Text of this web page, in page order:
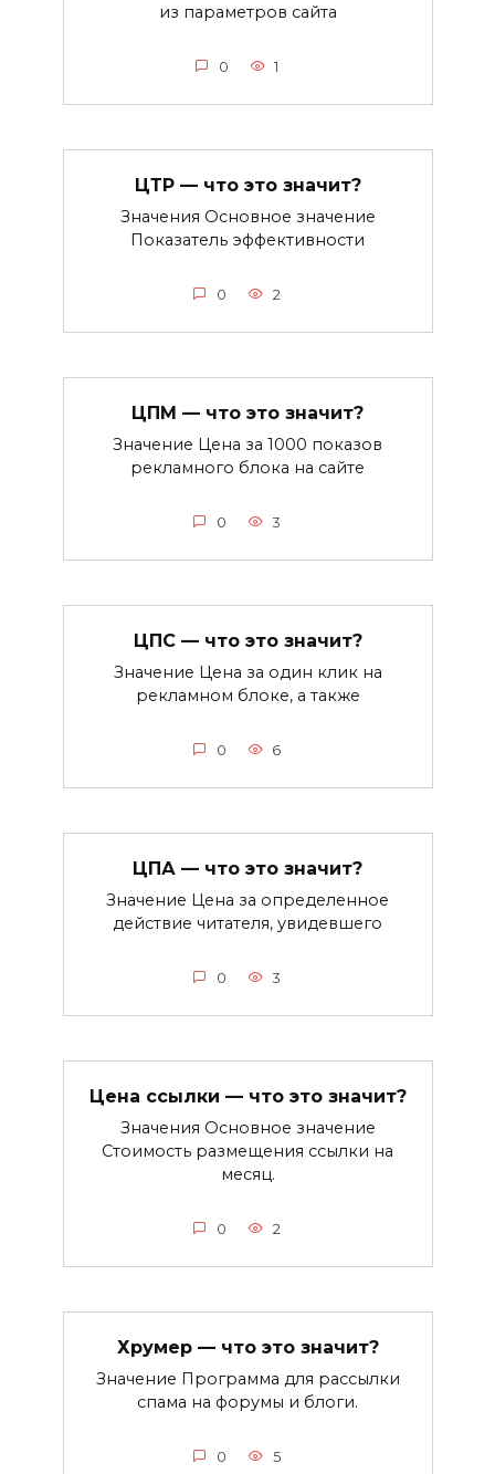
из параметров сайта
0 1
ЦТР — что это значит?
Значения Основное значение
Показатель эффективности
0 2
ЦПМ — что это значит?
Значение Цена за 1000 показов
рекламного блока на сайте
0 3
ЦПС — что это значит?
Значение Цена за один клик на
рекламном блоке, а также
0 6
ЦПА — что это значит?
Значение Цена за определенное
действие читателя, увидевшего
0 3
Цена ссылки — что это значит?
Значения Основное значение
Стоимость размещения ссылки на
месяц.
0 2
Хрумер — что это значит?
Значение Программа для рассылки
спама на форумы и блоги.
0 5